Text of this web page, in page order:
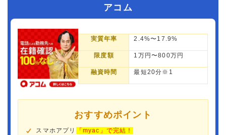
アコム
実質年率 2.4%〜17.9%
限度額 1万円〜800万円
融資時間 最短20分※1
おすすめポイント
スマホアプリ
「myac」で完結！